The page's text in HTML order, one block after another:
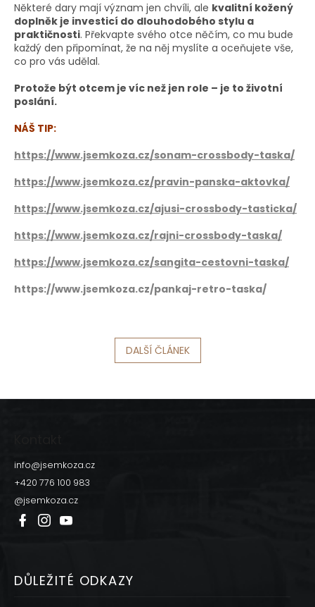
Některé dary mají význam jen chvíli, ale kvalitní kožený
doplněk je investicí do dlouhodobého stylu a
praktičnosti. Překvapte svého otce něčím, co mu bude
každý den připomínat, že na něj myslíte a oceňujete vše,
co pro vás udělal.
Protože být otcem je víc než jen role – je to životní
poslání.
NÁŠ TIP:
https://www.jsemkoza.cz/sonam-crossbody-taska/
https://www.jsemkoza.cz/pravin-panska-aktovka/
https://www.jsemkoza.cz/ajusi-crossbody-tasticka/
https://www.jsemkoza.cz/rajni-crossbody-taska/
https://www.jsemkoza.cz/sangita-cestovni-taska/
https://www.jsemkoza.cz/pankaj-retro-taska/
DALŠÍ ČLÁNEK
info@jsemkoza.cz
+420 776 100 983
@jsemkoza.cz
DŮLEŽITÉ ODKAZY